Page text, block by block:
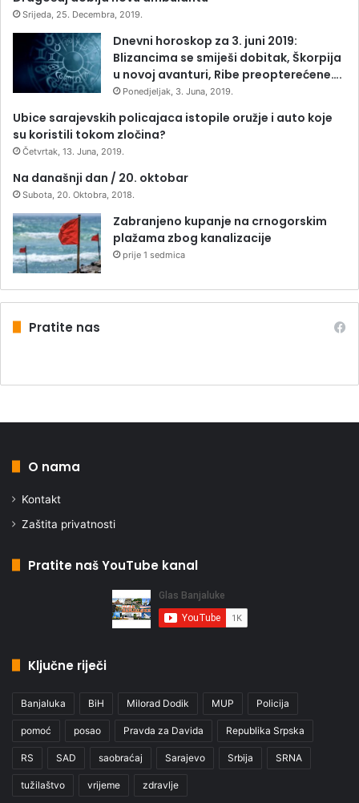
Srijeda, 25. Decembra, 2019.
Dnevni horoskop za 3. juni 2019:
Blizancima se smiješi dobitak, Škorpija
u novoj avanturi, Ribe preopterećene….
Ponedjeljak, 3. Juna, 2019.
Ubice sarajevskih policajaca istopile oružje i auto koje
su koristili tokom zločina?
Četvrtak, 13. Juna, 2019.
Na današnji dan / 20. oktobar
Subota, 20. Oktobra, 2018.
Zabranjeno kupanje na crnogorskim
plažama zbog kanalizacije
prije 1 sedmica
Pratite nas
O nama
Kontakt
Zaštita privatnosti
Pratite naš YouTube kanal
Ključne riječi
Banjaluka BiH Milorad Dodik MUP Policija
pomoć posao Pravda za Davida Republika Srpska
RS SAD saobraćaj Sarajevo Srbija SRNA
tužilaštvo vrijeme zdravlje